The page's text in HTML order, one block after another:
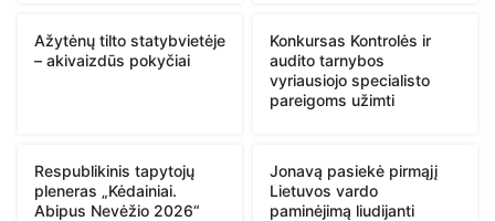
Ažytėnų tilto statybvietėje
– akivaizdūs pokyčiai
Konkursas Kontrolės ir
audito tarnybos
vyriausiojo specialisto
pareigoms užimti
Respublikinis tapytojų
pleneras „Kėdainiai.
Abipus Nevėžio 2026“
Jonavą pasiekė pirmąjį
Lietuvos vardo
paminėjimą liudijanti